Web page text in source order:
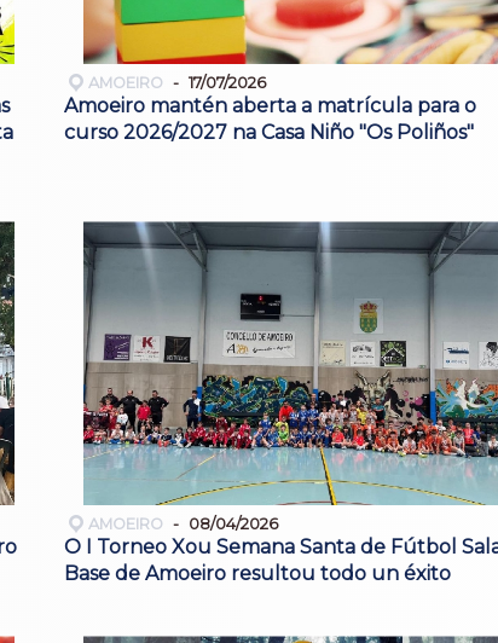
AMOEIRO 17/07/2026
Amoeiro mantén aberta a matrícula para o
curso 2026/2027 na Casa Niño "Os Poliños"
AMOEIRO 08/04/2026
O I Torneo Xou Semana Santa de Fútbol
Base de Amoeiro resultou todo un éxito